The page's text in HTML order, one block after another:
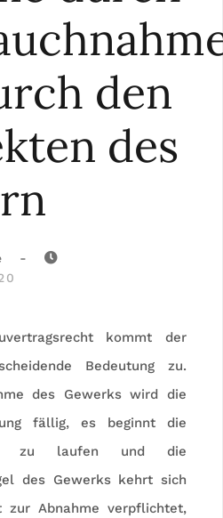
den
des
-
kommt der
Bedeutung zu.
des Gewerks wird die
fällig, es beginnt die
zu laufen und die
des Gewerks kehrt sich
Abnahme verpflichtet,